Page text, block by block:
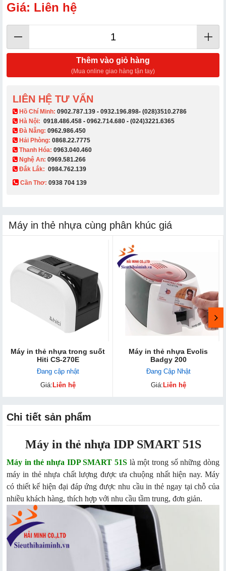
Giá: Liên hệ
Thêm vào giỏ hàng
(Mua online giao hàng tận tay)
LIÊN HỆ TƯ VẤN
​ Hồ Chí Minh: 0902.787.139 - 0932.196.898- (028)3510.2786
Hà Nội: 0918.486.458 - 0962.714.680 - (024)3221.6365
Đà Nẵng: 0962.986.450
Hải Phòng: 0868.22.7775
Thanh Hóa: 0963.040.460
Nghệ An: 0969.581.266
Đắk Lắk: 0984.762.139
Cần Thơ: 0938 704 139​
Máy in thẻ nhựa cùng phân khúc giá
Máy in thẻ nhựa trong suốt
Hiti CS-270E
Đang cập nhật
Giá:Liên hệ
Máy in thẻ nhựa Evolis
Badgy 200
Đang Cập Nhật
Giá:Liên hệ
Chi tiết sản phẩm
Máy in thẻ nhựa IDP SMART 51S
Máy in thẻ nhựa IDP SMART 51S là một trong số những dòng
máy in thẻ nhựa chất lượng được ưa chuộng nhất hiện nay. Máy
có thiết kế hiện đại đáp ứng được nhu cầu in thẻ ngay tại chỗ của
nhiều khách hàng, thích hợp với nhu cầu tầm trung, đơn giản.